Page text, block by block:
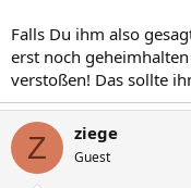
Falls Du ihm also
erst noch
verstoßen! Das sollte
Z ziege
Guest